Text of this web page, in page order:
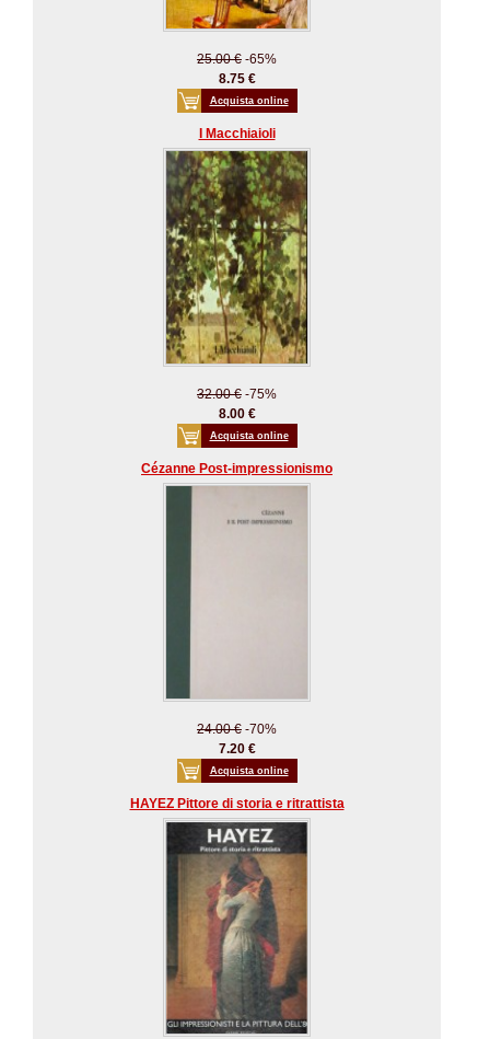
25.00 € -65%
8.75 €
Acquista online
I Macchiaioli
32.00 € -75%
8.00 €
Acquista online
Cézanne Post-impressionismo
24.00 € -70%
7.20 €
Acquista online
HAYEZ Pittore di storia e ritrattista